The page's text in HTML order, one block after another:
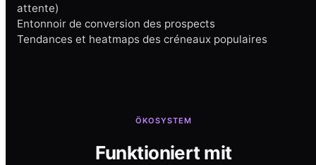
attente)
Entonnoir de conversion des prospects
Tendances et heatmaps des créneaux populaires
ÖKOSYSTEM
Funktioniert mit